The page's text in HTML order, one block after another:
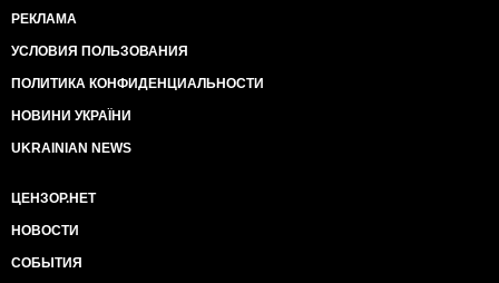
РЕКЛАМА
УСЛОВИЯ ПОЛЬЗОВАНИЯ
ПОЛИТИКА КОНФИДЕНЦИАЛЬНОСТИ
НОВИНИ УКРАЇНИ
UKRAINIAN NEWS
ЦЕНЗОР.НЕТ
НОВОСТИ
СОБЫТИЯ